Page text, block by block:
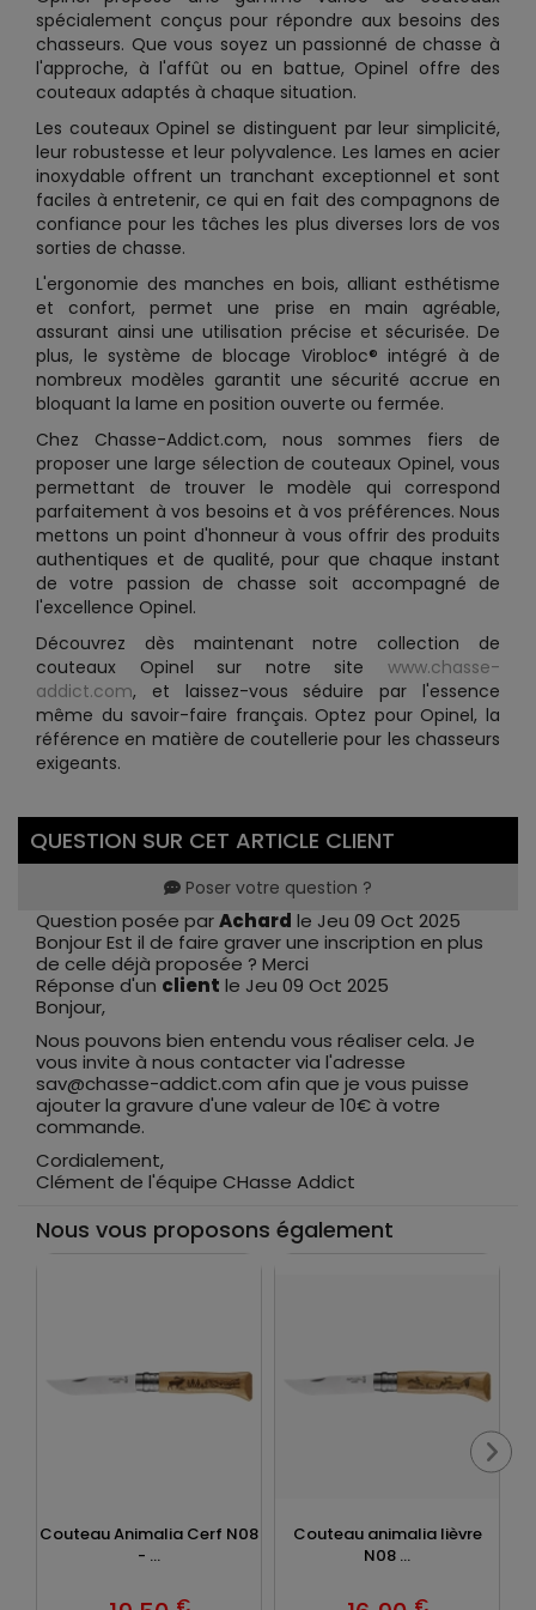
spécialement conçus pour répondre aux besoins des
chasseurs. Que vous soyez un passionné de chasse à
l'approche, à l'affût ou en battue, Opinel offre des
couteaux adaptés à chaque situation.
Les couteaux Opinel se distinguent par leur simplicité,
leur robustesse et leur polyvalence. Les lames en acier
inoxydable offrent un tranchant exceptionnel et sont
faciles à entretenir, ce qui en fait des compagnons de
confiance pour les tâches les plus diverses lors de vos
sorties de chasse.
L'ergonomie des manches en bois, alliant esthétisme
et confort, permet une prise en main agréable,
assurant ainsi une utilisation précise et sécurisée. De
plus, le système de blocage Virobloc® intégré à de
nombreux modèles garantit une sécurité accrue en
bloquant la lame en position ouverte ou fermée.
Chez Chasse-Addict.com, nous sommes fiers de
proposer une large sélection de couteaux Opinel, vous
permettant de trouver le modèle qui correspond
parfaitement à vos besoins et à vos préférences. Nous
mettons un point d'honneur à vous offrir des produits
authentiques et de qualité, pour que chaque instant
de votre passion de chasse soit accompagné de
l'excellence Opinel.
Découvrez dès maintenant notre collection de
couteaux Opinel sur notre site www.chasse-
addict.com, et laissez-vous séduire par l'essence
même du savoir-faire français. Optez pour Opinel, la
référence en matière de coutellerie pour les chasseurs
exigeants.
QUESTION SUR CET ARTICLE CLIENT
Poser votre question ?
Question posée parAchard le Jeu 09 Oct 2025
Bonjour Est il de faire graver une inscription en plus
de celle déjà proposée ? Merci
Réponse d'un client le Jeu 09 Oct 2025
Bonjour,
Nous pouvons bien entendu vous réaliser cela. Je
vous invite à nous contacter via l'adresse
sav@chasse-addict.com afin que je vous puisse
ajouter la gravure d'une valeur de 10€ à votre
commande.
Cordialement,
Clément de l'équipe CHasse Addict
Nous vous proposons également
Couteau Animalia Cerf N08
- ...
Couteau animalia lièvre
N08 ...